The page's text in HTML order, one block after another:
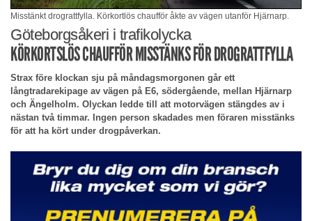
Misstänkt drograttfylla. Körkortlös chaufför åkte av vägen utanför Hjärnarp.
Göteborgsåkeri i trafikolycka
KÖRKORTSLÖS CHAUFFÖR MISSTÄNKS FÖR DROGRATTFYLLA
Strax före klockan sju på måndagsmorgonen går ett
långtradarekipage av vägen på E6, södergående, mellan Hjärnarp
och Ängelholm. Olyckan ledde till att motorvägen stängdes av i
nästan två timmar. Ingen person skadades men föraren misstänks
för att ha kört under drogpåverkan.